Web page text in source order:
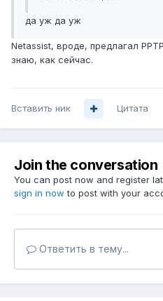
да уж да уж
Netassist, вроде, предлагал
знаю, как сейчас.
Вставить ник Цитата
Join the conversation
You can post now and register
sign in now to post with your
Ответить в тему...